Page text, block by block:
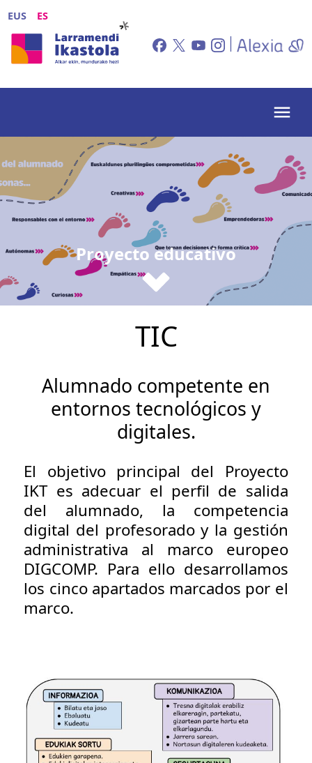
EUS ES
Proyecto educativo
TIC
Alumnado competente en
entornos tecnológicos y
digitales.
El objetivo principal del Proyecto
IKT es adecuar el perfil de salida
del alumnado, la competencia
digital del profesorado y la gestión
administrativa al marco europeo
DIGCOMP. Para ello desarrollamos
los cinco apartados marcados por el
marco.